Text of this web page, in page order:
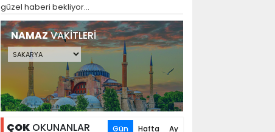
güzel haberi bekliyor...
NAMAZVAKİTLERİ
ÇOKOKUNANLAR Gün Hafta Ay